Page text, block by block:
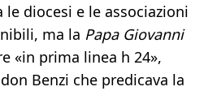
diocesi e le associazioni
ma la Papa Giovanni
«in prima linea h 24»,
Benzi che predicava la